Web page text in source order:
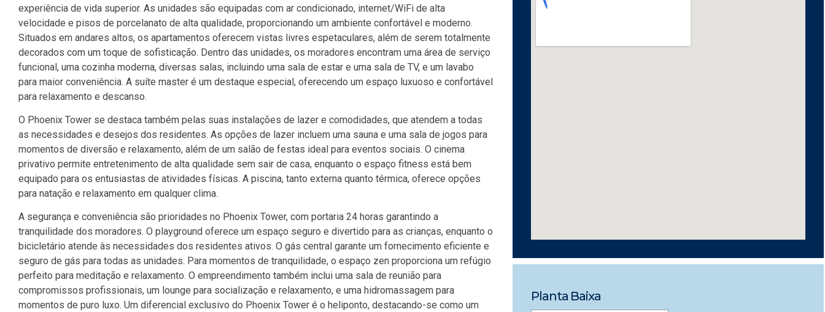
experiência de vida superior. As unidades são equipadas com ar condicionado, internet/WiFi de alta
velocidade e pisos de porcelanato de alta qualidade, proporcionando um ambiente confortável e moderno.
Situados em andares altos, os apartamentos oferecem vistas livres espetaculares, além de serem totalmente
decorados com um toque de sofisticação. Dentro das unidades, os moradores encontram uma área de serviço
funcional, uma cozinha moderna, diversas salas, incluindo uma sala de estar e uma sala de TV, e um lavabo
para maior conveniência. A suíte master é um destaque especial, oferecendo um espaço luxuoso e confortável
para relaxamento e descanso.
O Phoenix Tower se destaca também pelas suas instalações de lazer e comodidades, que atendem a todas
as necessidades e desejos dos residentes. As opções de lazer incluem uma sauna e uma sala de jogos para
momentos de diversão e relaxamento, além de um salão de festas ideal para eventos sociais. O cinema
privativo permite entretenimento de alta qualidade sem sair de casa, enquanto o espaço fitness está bem
equipado para os entusiastas de atividades físicas. A piscina, tanto externa quanto térmica, oferece opções
para natação e relaxamento em qualquer clima.
A segurança e conveniência são prioridades no Phoenix Tower, com portaria 24 horas garantindo a
tranquilidade dos moradores. O playground oferece um espaço seguro e divertido para as crianças, enquanto o
bicicletário atende às necessidades dos residentes ativos. O gás central garante um fornecimento eficiente e
seguro de gás para todas as unidades. Para momentos de tranquilidade, o espaço zen proporciona um refúgio
perfeito para meditação e relaxamento. O empreendimento também inclui uma sala de reunião para
compromissos profissionais, um lounge para socialização e relaxamento, e uma hidromassagem para
momentos de puro luxo. Um diferencial exclusivo do Phoenix Tower é o heliponto, destacando-se como um
Planta Baixa